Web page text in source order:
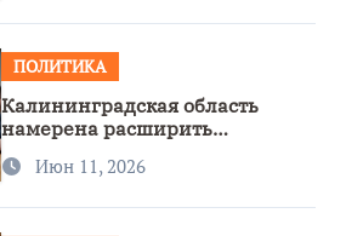
ПОЛИТИКА
Калининградская область
намерена расширить
сотрудничество с Узбекистаном
Июн 11, 2026